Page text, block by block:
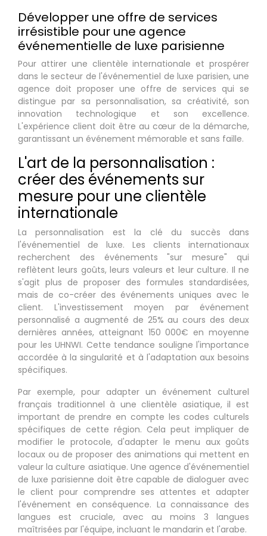
Développer une offre de services
irrésistible pour une agence
événementielle de luxe parisienne
Pour attirer une clientèle internationale et prospérer
dans le secteur de l'événementiel de luxe parisien, une
agence doit proposer une offre de services qui se
distingue par sa personnalisation, sa créativité, son
innovation technologique et son excellence.
L'expérience client doit être au cœur de la démarche,
garantissant un événement mémorable et sans faille.
L'art de la personnalisation :
créer des événements sur
mesure pour une clientèle
internationale
La personnalisation est la clé du succès dans
l'événementiel de luxe. Les clients internationaux
recherchent des événements "sur mesure" qui
reflètent leurs goûts, leurs valeurs et leur culture. Il ne
s'agit plus de proposer des formules standardisées,
mais de co-créer des événements uniques avec le
client. L'investissement moyen par événement
personnalisé a augmenté de 25% au cours des deux
dernières années, atteignant 150 000€ en moyenne
pour les UHNWI. Cette tendance souligne l'importance
accordée à la singularité et à l'adaptation aux besoins
spécifiques.
Par exemple, pour adapter un événement culturel
français traditionnel à une clientèle asiatique, il est
important de prendre en compte les codes culturels
spécifiques de cette région. Cela peut impliquer de
modifier le protocole, d'adapter le menu aux goûts
locaux ou de proposer des animations qui mettent en
valeur la culture asiatique. Une agence d'événementiel
de luxe parisienne doit être capable de dialoguer avec
le client pour comprendre ses attentes et adapter
l'événement en conséquence. La connaissance des
langues est cruciale, avec au moins 3 langues
maîtrisées par l'équipe, incluant le mandarin et l'arabe.